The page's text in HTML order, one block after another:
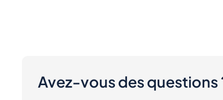
Avez-vous des questions